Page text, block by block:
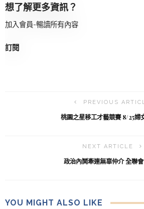
想了解更多資訊？
加入會員-暢讀所有內容
訂閱
PREVIOUS
桃園之星移工才藝競賽 8/25婦
NEXT ARTICLE
政治內鬨牽連無辜仲介 全聯
YOU MIGHT ALSO LIKE